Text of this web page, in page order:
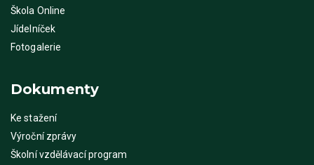
Škola Online
Jídelníček
Fotogalerie
Dokumenty
Ke stažení
Výroční zprávy
Školní vzdělávací program